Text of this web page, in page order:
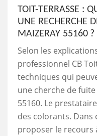
TOIT-TERRASSE :
UNE RECHERCHE
MAIZERAY 55160 ?
Selon les
professionnel CB
techniques qui
une cherche de
55160. Le
des colorants. Dans
proposer le recours